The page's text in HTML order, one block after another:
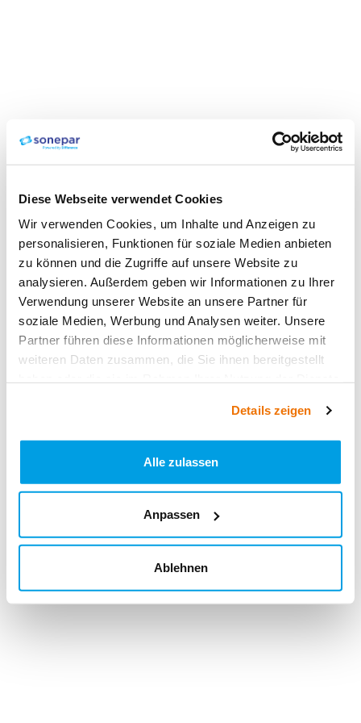
Diese Webseite verwendet Cookies
Wir verwenden Cookies, um Inhalte und Anzeigen zu
personalisieren, Funktionen für soziale Medien anbieten
zu können und die Zugriffe auf unsere Website zu
analysieren. Außerdem geben wir Informationen zu Ihrer
Verwendung unserer Website an unsere Partner für
soziale Medien, Werbung und Analysen weiter. Unsere
Partner führen diese Informationen möglicherweise mit
weiteren Daten zusammen, die Sie ihnen bereitgestellt
Details zeigen
Alle zulassen
Anpassen
Ablehnen